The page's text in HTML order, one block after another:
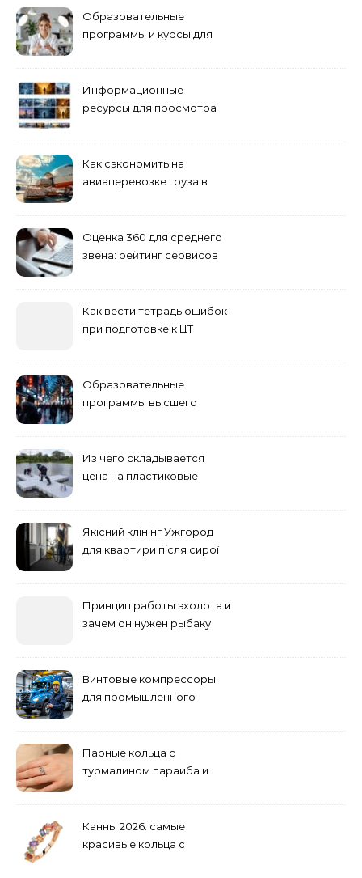
Образовательные
программы и курсы для
Информационные
ресурсы для просмотра
Как сэкономить на
авиаперевозке груза в
Оценка 360 для среднего
звена: рейтинг сервисов
Как вести тетрадь ошибок
при подготовке к ЦТ
Образовательные
программы высшего
Из чего складывается
цена на пластиковые
Якісний клінінг Ужгород
для квартири після сирої
Принцип работы эхолота и
зачем он нужен рыбаку
Винтовые компрессоры
для промышленного
Парные кольца с
турмалином параиба и
Канны 2026: самые
красивые кольца с